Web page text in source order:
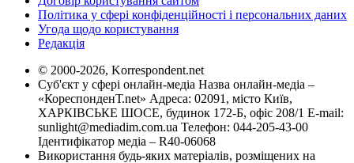
Політика у сфері конфіденційності і персональних даних
Угода щодо користування
Редакція
© 2000-2026, Korrespondent.net
Суб'єкт у сфері онлайн-медіа Назва онлайн-медіа –
«КореспонденТ.net» Адреса: 02091, місто Київ,
ХАРКІВСЬКЕ ШОСЕ, будинок 172-Б, офіс 208/1 E-mail:
sunlight@mediadim.com.ua Телефон: 044-205-43-00
Ідентифікатор медіа – R40-06068
Використання будь-яких матеріалів, розміщених на